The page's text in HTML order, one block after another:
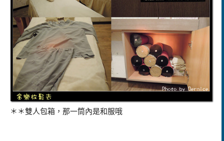
＊＊雙人包箱，那一筒內是和服哦